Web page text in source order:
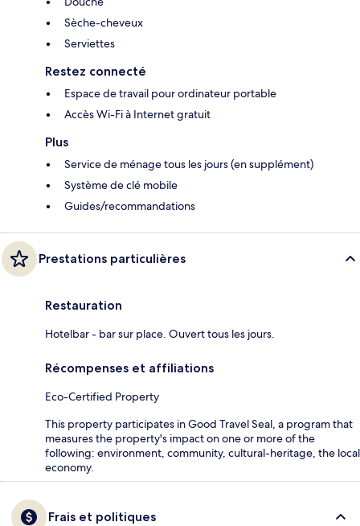
Sèche-cheveux
Serviettes
Restez connecté
Espace de travail pour ordinateur portable
Accès Wi-Fi à Internet gratuit
Plus
Service de ménage tous les jours (en supplément)
Système de clé mobile
Guides/recommandations
Prestations particulières
Restauration
Hotelbar - bar sur place. Ouvert tous les jours.
Récompenses et affiliations
Eco-Certified Property
This property participates in Good Travel Seal, a program that
measures the property's impact on one or more of the
following: environment, community, cultural-heritage, the local
economy.
Frais et politiques